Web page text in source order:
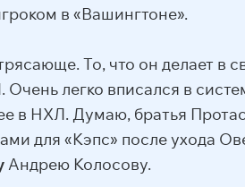
в «Вашингтоне».
То, что он делает в
легко вписался в
в НХЛ. Думаю, братья
для «Кэпс» после ухода
Андрею Колосову.